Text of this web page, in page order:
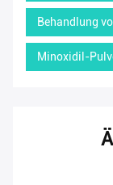
Behandlung
Minoxidil-